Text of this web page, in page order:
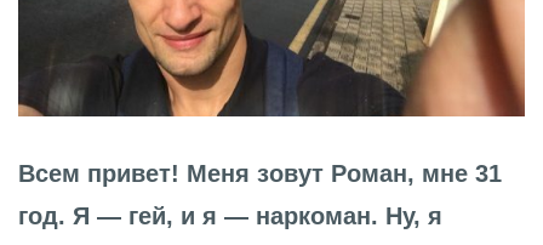
Всем привет! Меня зовут Роман, мне 31
год. Я — гей, и я — наркоман. Ну, я